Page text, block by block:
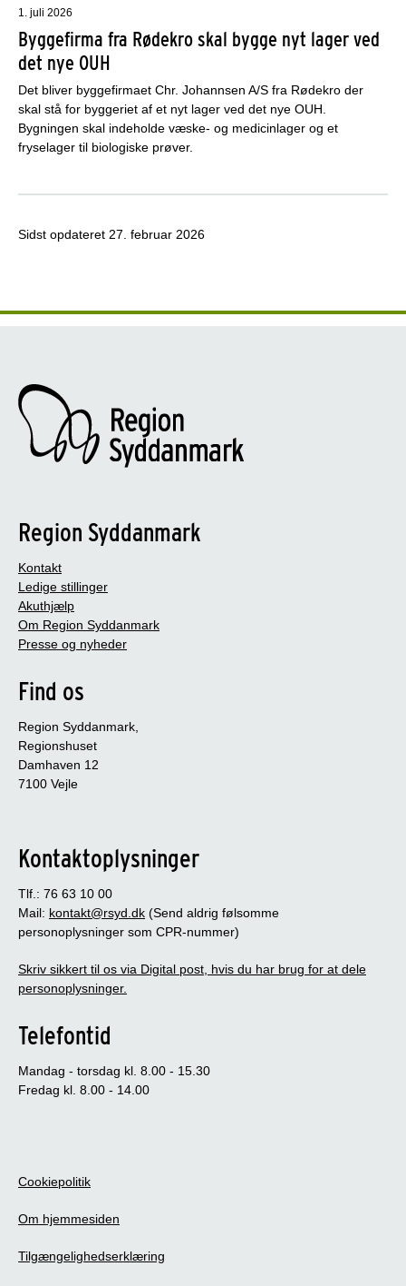
1. juli 2026
Byggefirma fra Rødekro skal bygge nyt lager ved
det nye OUH
Det bliver byggefirmaet Chr. Johannsen A/S fra Rødekro der
skal stå for byggeriet af et nyt lager ved det nye OUH.
Bygningen skal indeholde væske- og medicinlager og et
fryselager til biologiske prøver.
Sidst opdateret 27. februar 2026
Region Syddanmark
Kontakt
Ledige stillinger
Akuthjælp
Om Region Syddanmark
Presse og nyheder
Find os
Region Syddanmark,
Regionshuset
Damhaven 12
7100 Vejle
Kontaktoplysninger
Tlf.: 76 63 10 00
Mail: kontakt@rsyd.dk (Send aldrig følsomme
personoplysninger som CPR-nummer)
Skriv sikkert til os via Digital post, hvis du har brug for at dele
personoplysninger.
Telefontid
Mandag - torsdag kl. 8.00 - 15.30
Fredag kl. 8.00 - 14.00
Cookiepolitik
Om hjemmesiden
Tilgængelighedserklæring